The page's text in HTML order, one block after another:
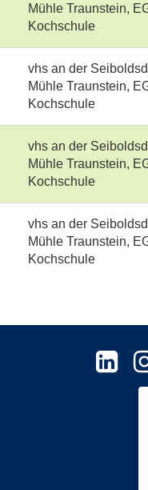
Mühle Traunstein,
Kochschule
vhs an der
Mühle Traunstein,
Kochschule
vhs an der
Mühle Traunstein,
Kochschule
vhs an der
Mühle Traunstein,
Kochschule